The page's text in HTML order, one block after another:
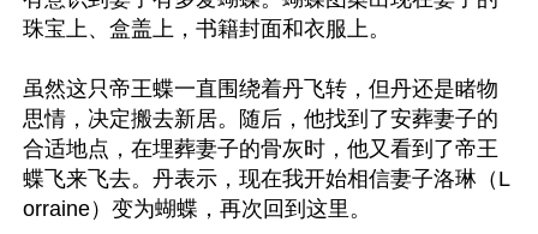
珠宝上、盒盖上，书籍封面和衣服上。
虽然这只帝王蝶一直围绕着丹飞转，但丹还是睹物
思情，决定搬去新居。随后，他找到了安葬妻子的
合适地点，在埋葬妻子的骨灰时，他又看到了帝王
蝶飞来飞去。丹表示，现在我开始相信妻子洛琳（L
orraine）变为蝴蝶，再次回到这里。